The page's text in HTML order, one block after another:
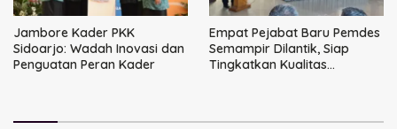
Jambore Kader PKK
Sidoarjo: Wadah Inovasi dan
Penguatan Peran Kader
Empat Pejabat Baru Pemdes
Semampir Dilantik, Siap
Tingkatkan Kualitas